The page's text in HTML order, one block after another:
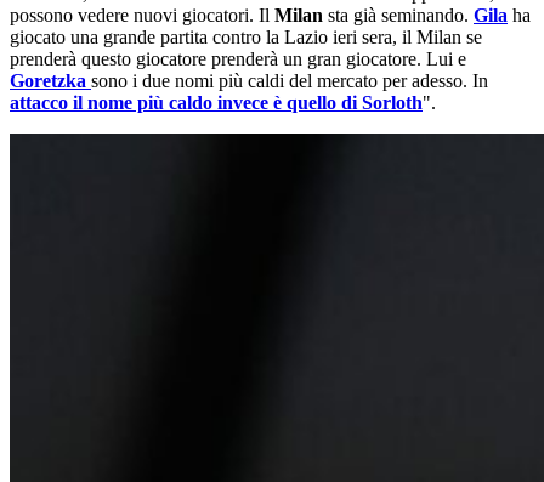
possono vedere nuovi giocatori. Il Milan sta già seminando. Gila ha
giocato una grande partita contro la Lazio ieri sera, il Milan se
prenderà questo giocatore prenderà un gran giocatore. Lui e
Goretzka sono i due nomi più caldi del mercato per adesso. In
attacco il nome più caldo invece è quello di Sorloth".